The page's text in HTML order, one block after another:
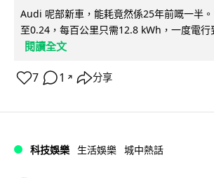
Audi 呢部新車，能耗竟然係25年前嘅一半
至0.24，每百公里只需12.8 kWh，一度電行
閱讀全文
7 1 ↗ 分享
科技娛樂 生活娛樂 城中熱話